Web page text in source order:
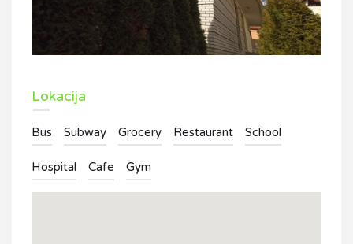
Lokacija
Bus Subway Grocery Restaurant School
Hospital Cafe Gym